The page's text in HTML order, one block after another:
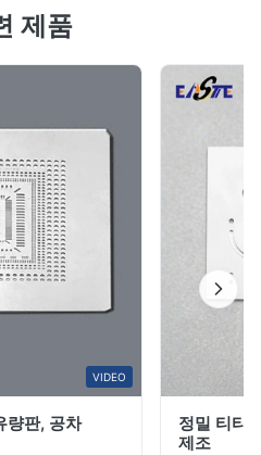
recently
33%
technical support during the
제품
VIDEO
량판, 공차
정밀 티타
제조